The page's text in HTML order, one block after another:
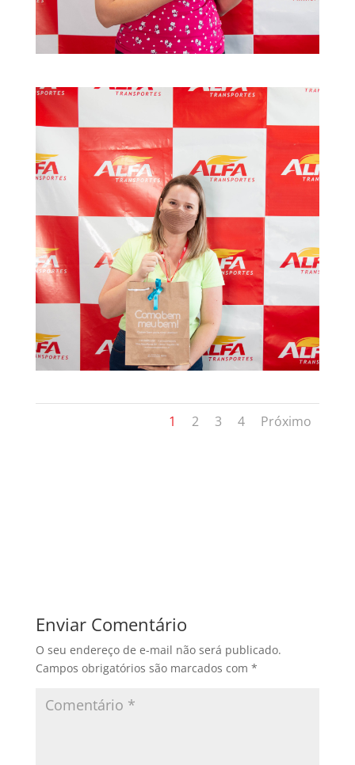
1 2 3 4 Próximo
Enviar Comentário
O seu endereço de e-mail não será publicado.
Campos obrigatórios são marcados com *